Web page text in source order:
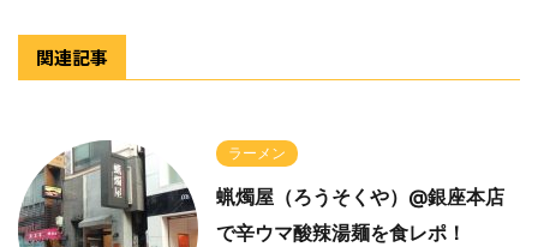
関連記事
ラーメン
蝋燭屋（ろうそくや）@銀座本店
で辛ウマ酸辣湯麺を食レポ！